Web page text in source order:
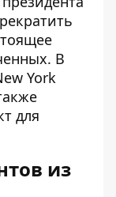
В
York
для
из